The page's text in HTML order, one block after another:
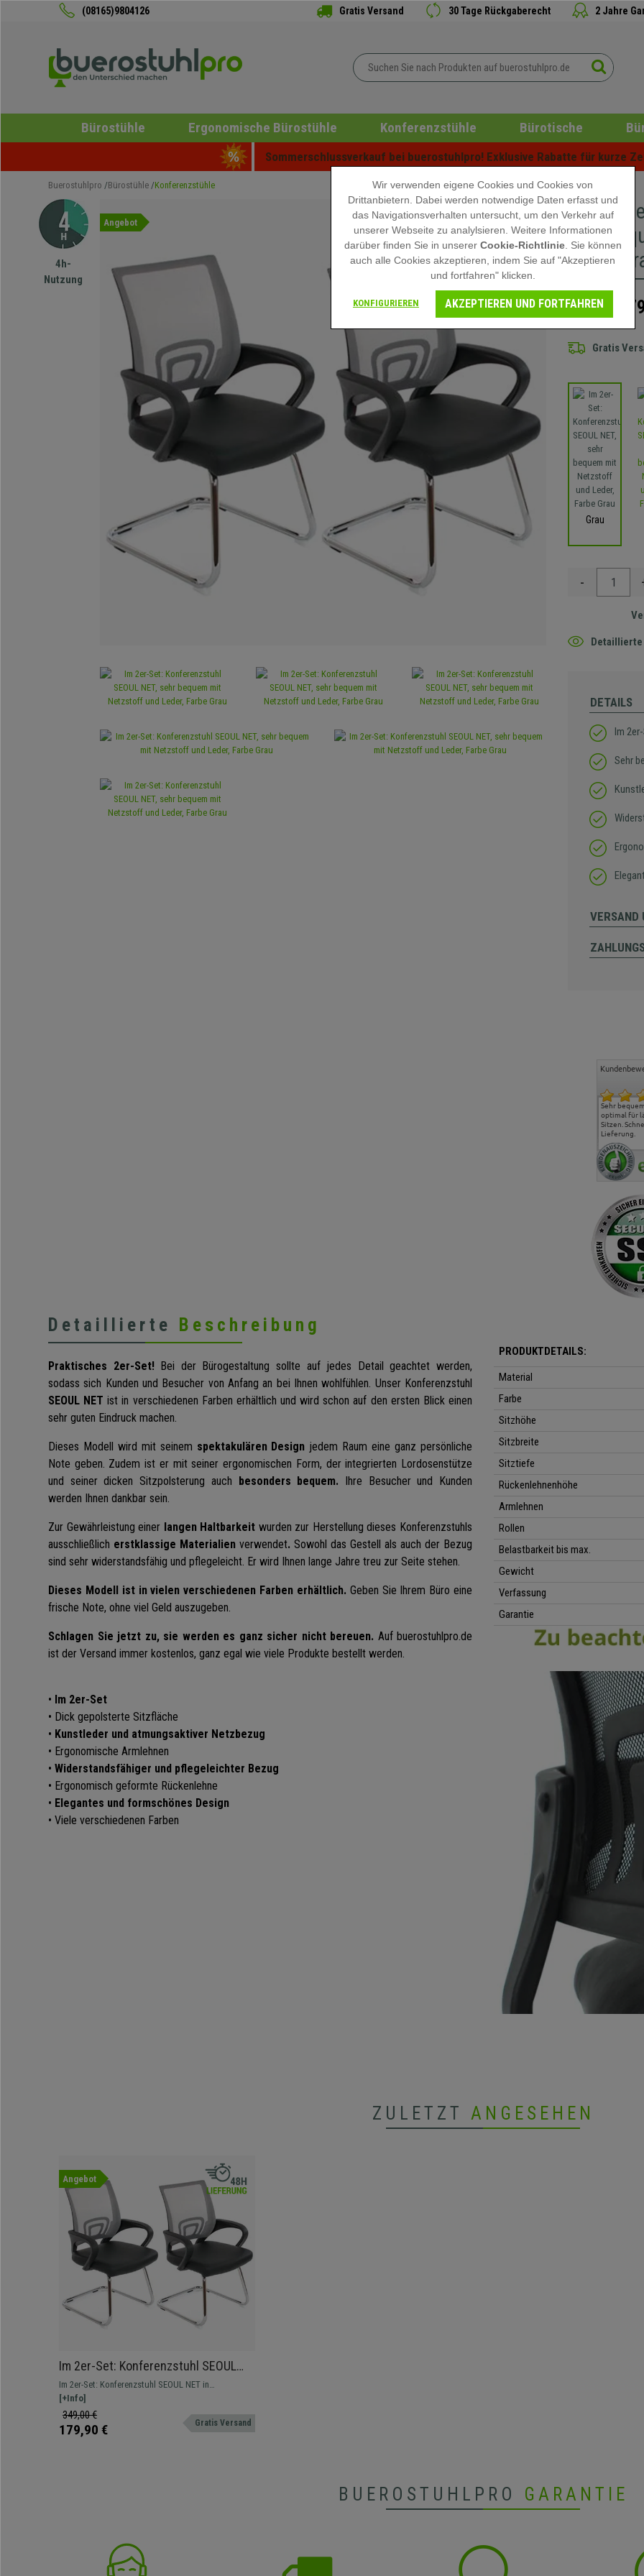
(08165)9804126 Gratis Versand 30 Tage Rückgaberecht 2 Jahre
Bürostühle Ergonomische Bürostühle Konferenzstühle Bürotische
Sommerschlussverkauf bei buerostuhlpro! Exklusive Rabatte für kurze
Buerostuhlpro Bürostühle Konferenzstühle
4h-
Nutzung
Angebot
Im 2er-
sehr
Farbe
349,00 €
Gratis
Grau
-
Detaillierte
DETAILS
Im
Sehr
VERSAND
Sehr
optimal für
Sitzen.
Lieferung.
Detaillierte Beschreibung
Praktisches 2er-Set!Bei der Bürogestaltung sollte auf jedes Detail geachtet werden,
sodass sich Kunden und Besucher von Anfang an bei Ihnen wohlfühlen. Unser Konferenzstuhl
SEOUL NET ist in verschiedenen Farben erhältlich und wird schon auf den ersten Blick einen
sehr guten Eindruck machen.
Dieses Modell wird mit seinem spektakulären Design jedem Raum eine ganz persönliche
Note geben. Zudem ist er mit seiner ergonomischen Form, der integrierten Lordosenstütze
und seiner dicken Sitzpolsterung auch besonders bequem. Ihre Besucher und Kunden
werden Ihnen dankbar sein.
Zur Gewährleistung einer langen Haltbarkeit wurden zur Herstellung dieses Konferenzstuhls
ausschließlich erstklassige Materialien verwendet. Sowohl das Gestell als auch der Bezug
sind sehr widerstandsfähig und pflegeleicht. Er wird Ihnen lange Jahre treu zur Seite stehen.
Dieses Modell ist in vielenverschiedenen Farben erhältlich. Geben Sie Ihrem Büro eine
frische Note, ohne viel Geld auszugeben.
Schlagen Sie jetzt zu, sie werden es ganz sicher nicht bereuen. Auf buerostuhlpro.de
ist der Versand immer kostenlos, ganz egal wie viele Produkte bestellt werden.
• Im 2er-Set
• Dick gepolsterte Sitzfläche
• Kunstleder und atmungsaktiver Netzbezug
• Ergonomische Armlehnen
• Widerstandsfähiger und pflegeleichter Bezug
• Ergonomisch geformte Rückenlehne
• Elegantes und formschönes Design
• Viele verschiedenen Farben
PRODUKTDETAILS:
Material
Farbe
Sitzhöhe
Sitzbreite
Sitztiefe
Rückenlehnenhöhe
Armlehnen
Rollen
Belastbarkeit bis max.
Gewicht
Verfassung
Garantie
ZULETZT ANGESEHEN
Angebot
Im 2er-Set: Konferenzstuhl SEOUL
NET, sehr bequem mit Netzstoff und
Leder, Farbe Grau
Im 2er-Set: Konferenzstuhl SEOUL NET in
verschiedenen Farben.
[+Info]
349,00 €
179,90 € Gratis Versand
BUEROSTUHLPRO GARANTIE
Wir verwenden eigene Cookies und Cookies von
Drittanbietern. Dabei werden notwendige Daten erfasst und
das Navigationsverhalten untersucht, um den Verkehr auf
unserer Webseite zu analylsieren. Weitere Informationen
darüber finden Sie in unserer Cookie-Richtlinie. Sie können
auch alle Cookies akzeptieren, indem Sie auf "Akzeptieren
und fortfahren" klicken.
KONFIGURIEREN AKZEPTIEREN UND FORTFAHREN